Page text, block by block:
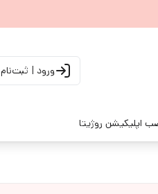
ورود | ثبت‌نام
اپلیکیشن روژیتا